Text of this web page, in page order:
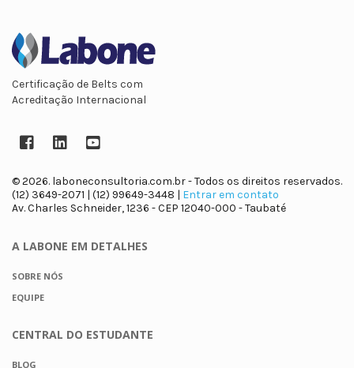
Certificação de Belts com
Acreditação Internacional
Facebook
LinkedInYouTube
© 2026. laboneconsultoria.com.br - Todos os direitos reservados.
(12) 3649-2071 | (12) 99649-3448 | Entrar em contato
Av. Charles Schneider, 1236 - CEP 12040-000 - Taubaté
A LABONE EM DETALHES
SOBRE NÓS
EQUIPE
CENTRAL DO ESTUDANTE
BLOG